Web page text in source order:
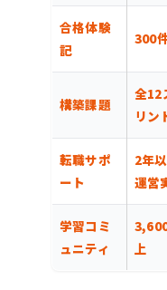
合格体験
記
300
構築課題
全12
リン
転職サポ
ート
2年
運営
学習コミ
ュニティ
上